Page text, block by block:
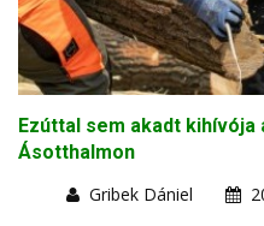
Ezúttal sem akadt
Ásotthalmon
Gribek Dániel